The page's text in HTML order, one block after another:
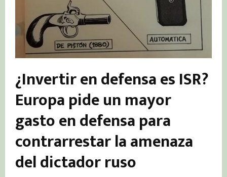
¿Invertir en defensa es ISR?
Europa pide un mayor
gasto en defensa para
contrarrestar la amenaza
del dictador ruso